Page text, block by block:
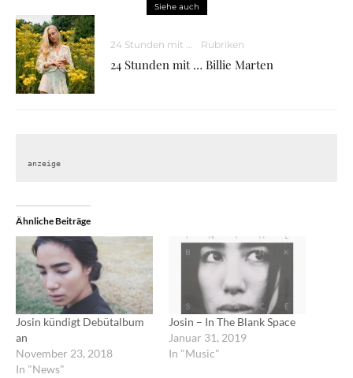
Siehe auch
24 Stunden mit ... Rubriken
24 Stunden mit … Billie Marten
anzeige
Ähnliche Beiträge
Josin kündigt Debütalbum
an
November 23, 2018
In "News"
Josin – In The Blank Space
Januar 31, 2019
In "Music"